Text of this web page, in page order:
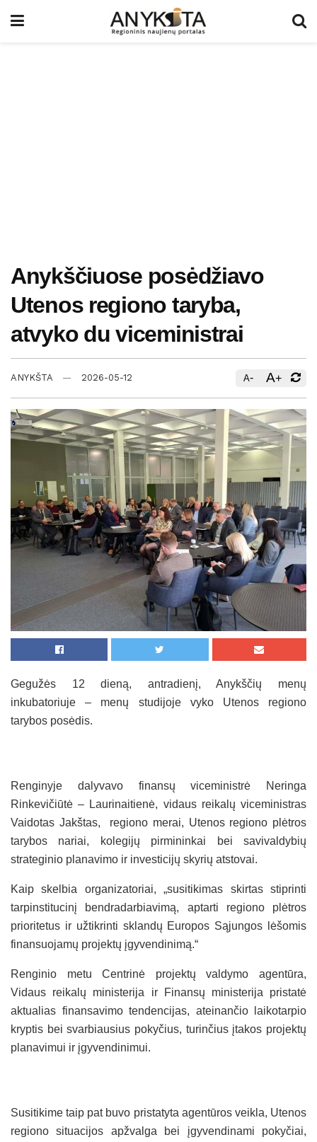
Anykščiuose posėdžiavo
Utenos regiono taryba,
atvyko du viceministrai
ANYKŠTA 2026-05-12 A- A+
Gegužės 12 dieną, antradienį, Anykščių menų
inkubatoriuje – menų studijoje vyko Utenos regiono
tarybos posėdis.
Renginyje dalyvavo finansų viceministrė Neringa
Rinkevičiūtė – Laurinaitienė, vidaus reikalų viceministras
Vaidotas Jakštas, regiono merai, Utenos regiono plėtros
tarybos nariai, kolegijų pirmininkai bei savivaldybių
strateginio planavimo ir investicijų skyrių atstovai.
Kaip skelbia organizatoriai, „susitikimas skirtas stiprinti
tarpinstitucinį bendradarbiavimą, aptarti regiono plėtros
prioritetus ir užtikrinti sklandų Europos Sąjungos lėšomis
finansuojamų projektų įgyvendinimą.“
Renginio metu Centrinė projektų valdymo agentūra,
Vidaus reikalų ministerija ir Finansų ministerija pristatė
aktualias finansavimo tendencijas, ateinančio laikotarpio
kryptis bei svarbiausius pokyčius, turinčius įtakos projektų
planavimui ir įgyvendinimui.
Susitikime taip pat buvo pristatyta agentūros veikla, Utenos
regiono situacijos apžvalga bei įgyvendinami pokyčiai,